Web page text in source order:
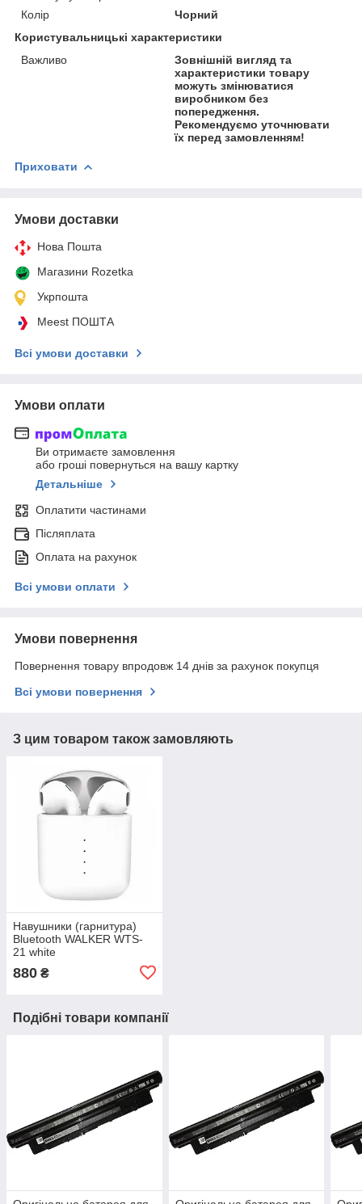
Колір
Чорний
Користувальницькі характеристики
Важливо
Зовнішній вигляд та
характеристики товару
можуть змінюватися
виробником без
попередження.
Рекомендуємо уточнювати
їх перед замовленням!
Приховати
Умови доставки
Нова Пошта
Магазини Rozetka
Укрпошта
Meest ПОШТА
Всі умови доставки
Умови оплати
Ви отримаєте замовлення
або гроші повернуться на вашу картку
Детальніше
Оплатити частинами
Післяплата
Оплата на рахунок
Всі умови оплати
Умови повернення
Повернення товару впродовж 14 днів за рахунок покупця
Всі умови повернення
З цим товаром також замовляють
Навушники (гарнитура)
Bluetooth WALKER WTS-
21 white
880 ₴
Подібні товари компанії